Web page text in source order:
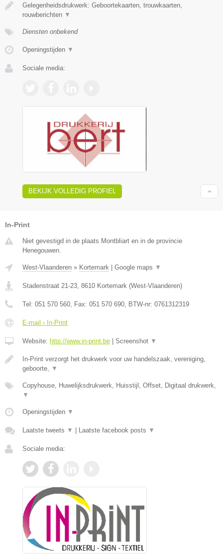
Gelegenheidsdrukwerk: Geboortekaarten, trouwkaarten,
rouwberichten ▼
Diensten onbekend
Openingstijden ▼
Sociale media:
BEKIJK VOLLEDIG PROFIEL
In-Print
Niet gevestigd in de plaats Montbliart en in de provincie
Henegouwen.
West-Vlaanderen » Kortemark Google maps ▼
Stadenstraat 21-23, 8610 Kortemark (West-Vlaanderen)
Tel: 051 570 560, Fax: 051 570 690, BTW-nr: 0761312319
E-mail › In-Print
Website: http://www.in-print.be Screenshot ▼
In-Print verzorgt het drukwerk voor uw handelszaak, vereniging,
geboorte, ▼
Copyhouse, Huwelijksdrukwerk, Huisstijl, Offset, Digitaal drukwerk,
▼
Openingstijden ▼
Laatste tweets ▼ Laatste facebook posts ▼
Sociale media: